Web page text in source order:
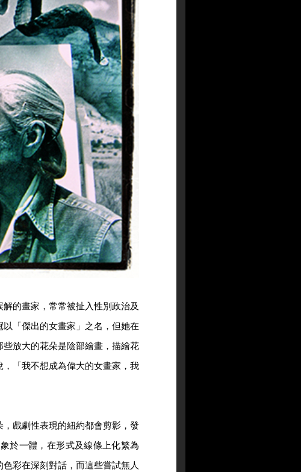
的畫家，常常被扯入性別政治及
「傑出的女畫家」之名，但她在
放大的花朵是陰部繪畫，描繪花
「我不想成為偉大的女畫家，我
戲劇性表現的紐約都會剪影，發
於一體，在形式及線條上化繁為
彩在深刻對話，而這些嘗試無人